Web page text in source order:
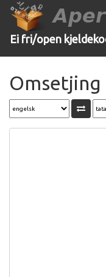
Ei fri/open
Omsetjing